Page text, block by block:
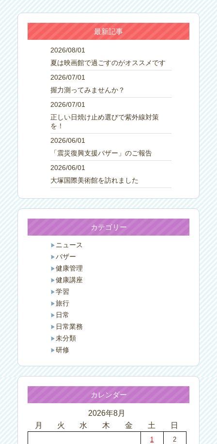
最新記事
2026/08/01
夏は映画館で過ごすのがオススメです
2026/07/01
握力測ってみませんか？
2026/07/01
正しい日焼け止め選びで紫外線対策
を！
2026/06/01
「震災復興支援バザー」のご報告
2026/06/01
大塚国際美術館を訪れました
カテゴリー
ニュース
バザー
健康管理
健康講座
学習
旅行
日常
日常業務
未分類
研修
カレンダー
2026年8月
月
火 水 木 金 土 日
1 2